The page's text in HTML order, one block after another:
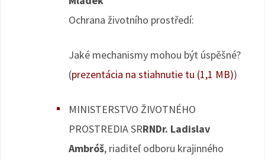
Ochrana životního prostředí:
Jaké mechanismy mohou být úspěšné?
(prezentácia na stiahnutie tu (1,1 MB))
MINISTERSTVO ŽIVOTNÉHO
PROSTREDIA SRRNDr. Ladislav
Ambróš, riaditeľ odboru krajinného